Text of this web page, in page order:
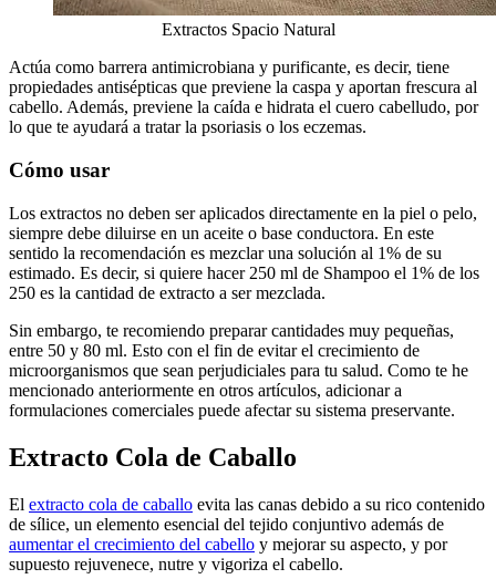
Extractos Spacio Natural
Actúa como barrera antimicrobiana y purificante, es decir, tiene
propiedades antisépticas que previene la caspa y aportan frescura al
cabello. Además, previene la caída e hidrata el cuero cabelludo, por
lo que te ayudará a tratar la psoriasis o los eczemas.​
Cómo usar
Los extractos no deben ser aplicados directamente en la piel o pelo,
siempre debe diluirse en un aceite o base conductora. En este
sentido la recomendación es mezclar una solución al 1% de su
estimado. Es decir, si quiere hacer 250 ml de Shampoo el 1% de los
250 es la cantidad de extracto a ser mezclada.
Sin embargo, te recomiendo preparar cantidades muy pequeñas,
entre 50 y 80 ml. Esto con el fin de evitar el crecimiento de
microorganismos que sean perjudiciales para tu salud. Como te he
mencionado anteriormente en otros artículos, adicionar a
formulaciones comerciales puede afectar su sistema preservante.
Extracto Cola de Caballo
El extracto cola de caballo evita las canas debido a su rico contenido
de sílice, un elemento esencial del tejido conjuntivo además de
aumentar el crecimiento del cabello y mejorar su aspecto, y por
supuesto rejuvenece, nutre y vigoriza el cabello.